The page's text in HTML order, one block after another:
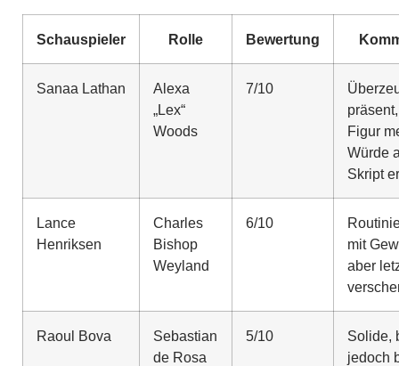
Schauspieler Rolle Bewertung
Sanaa Lathan
Alexa
„Lex“
Woods
7/10
Figur
Würde
Skript
Lance
Henriksen
Charles
Bishop
Weyland
6/10
mit
aber
Raoul Bova
Sebastian
de Rosa
5/10
Solide,
jedoch